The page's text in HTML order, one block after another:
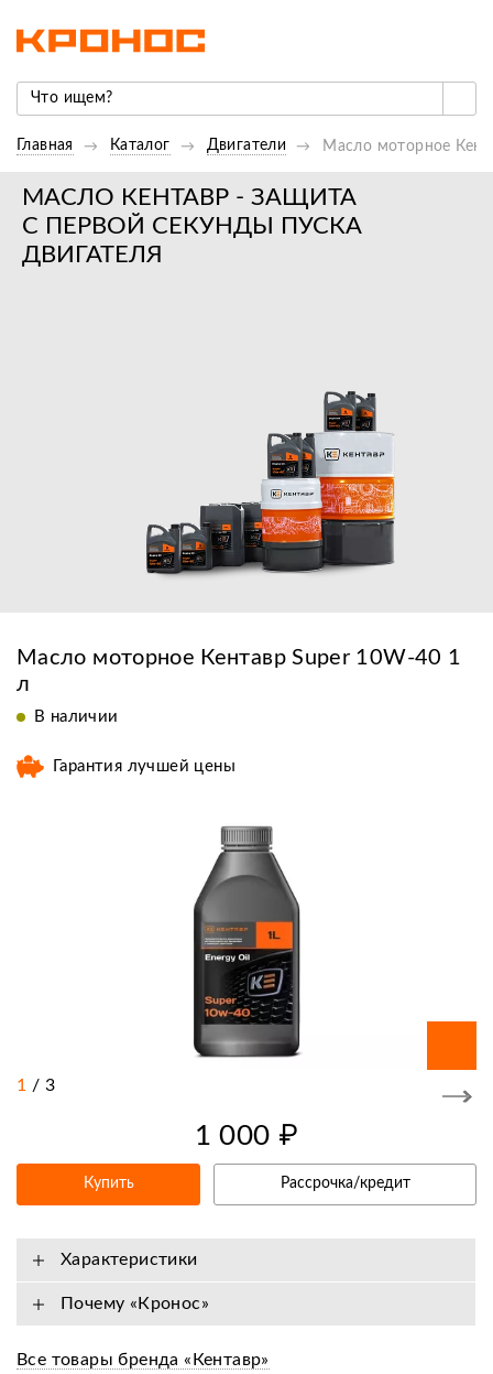
Главная Каталог Двигатели Масло моторное
МАСЛО КЕНТАВР - ЗАЩИТА
С ПЕРВОЙ СЕКУНДЫ ПУСКА
ДВИГАТЕЛЯ
Масло моторное Кентавр Super 10W-40 1
л
В наличии
Гарантия лучшей цены
1 / 3
1 000 ₽
Купить Рассрочка/кредит
Характеристики
Почему «Кронос»
Все товары бренда «Кентавр»